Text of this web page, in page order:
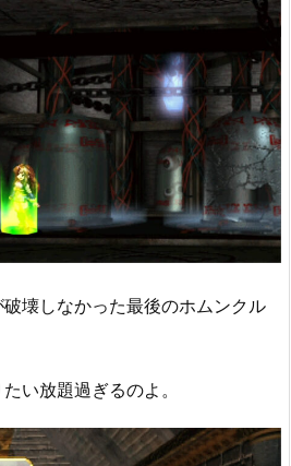
壊しなかった最後のホムンクル
い放題過ぎるのよ。